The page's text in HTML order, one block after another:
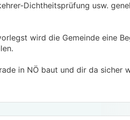
Dichtheitsprüfung usw.
wird die Gemeinde eine
in NÖ baut und dir da sicher